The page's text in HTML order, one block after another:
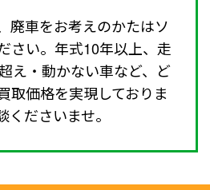
廃車をお考えのかたはソ
さい。年式10年以上、走
え・動かない車など、ど
取価格を実現しておりま
ださいませ。